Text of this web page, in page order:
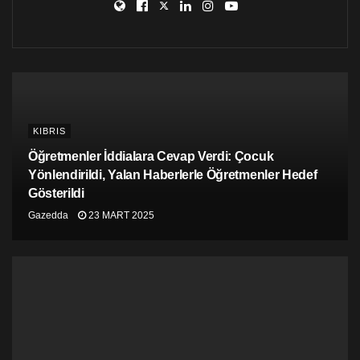
KIBRIS
Öğretmenler İddialara Cevap Verdi: Çocuk
Yönlendirildi, Yalan Haberlerle Öğretmenler Hedef
Gösterildi
Gazedda 23 MART 2025